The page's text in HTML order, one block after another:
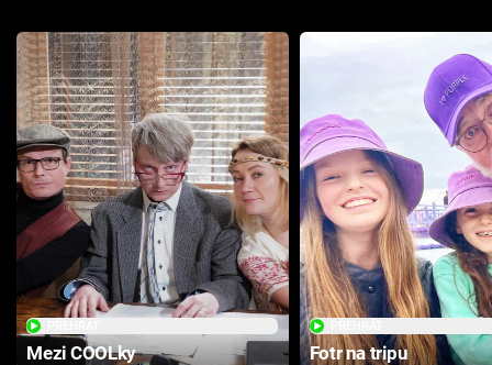
Mezi COOLky Fotr na tripu